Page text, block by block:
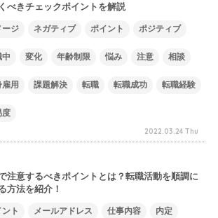
べきチェックポイントを解説
ージ ネガティブ ポイント ポジティブ
中 変化 年齢制限 悩み 注意 相談
雇用 課題解決 転職 転職成功 転職経験
度
2022.03.24 Thu
注意するべきポイントとは？転職活動を順調に
方法を紹介！
ント メールアドレス 仕事内容 内定